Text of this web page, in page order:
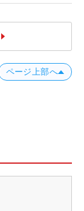
ページ上部へ